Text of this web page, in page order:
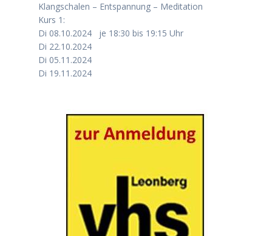
Klangschalen – Entspannung – Meditation
Kurs 1:
Di 08.10.2024 je 18:30 bis 19:15 Uhr
Di 22.10.2024
Di 05.11.2024
Di 19.11.2024